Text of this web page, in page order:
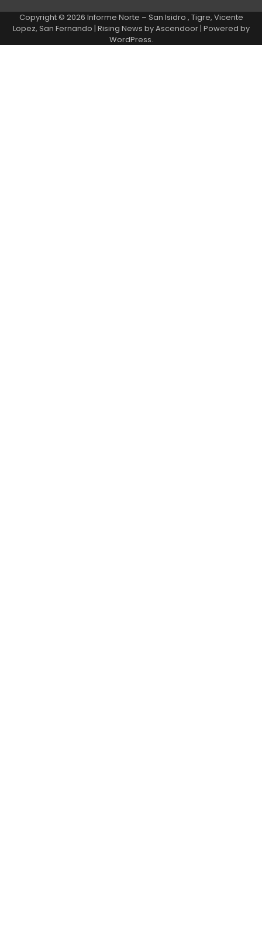
Copyright © 2026 Informe Norte – San Isidro , Tigre, Vicente
Lopez, San Fernando | Rising News byAscendoor| Powered by
WordPress.